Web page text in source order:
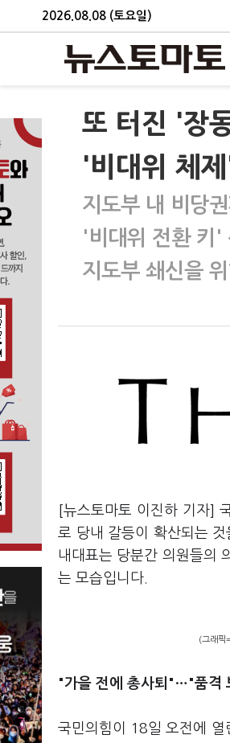
2026.08.08 (토요일)
또 터진 '장
'비대위 체
지도부 내 비당
'비대위 전환 키'
지도부 쇄신을
[뉴스토마토 이진하 기자]
로 당내 갈등이 확산되는
내대표는 당분간 의원들의
는 모습입니다.
(그래픽
"가을 전에 총사퇴"…"품격
국민의힘이 18일 오전에 열